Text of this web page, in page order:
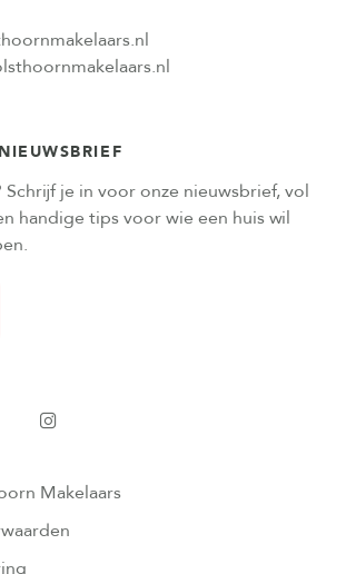
Schrijf je in voor onze nieuwsbrief, vol
handige tips voor wie een huis wil
Makelaars